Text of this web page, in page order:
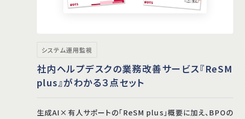
システム運用監視
社内ヘルプデスクの業務改善サービス『ReSM
plus』がわかる３点セット
生成AI×有人サポートの「ReSM plus」概要に加え、BPOの